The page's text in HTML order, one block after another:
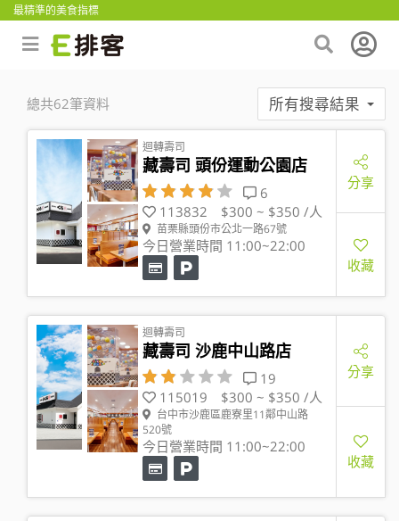
最精準的美食指標
總共62筆資料 所有搜尋結果
迴轉壽司
藏壽司 頭份運動公園店
6
113832
$300 ~ $350 /人
苗栗縣頭份市公北一路67號
今日營業時間 11:00~22:00
分享
收藏
迴轉壽司
藏壽司 沙鹿中山路店
19
115019
$300 ~ $350 /人
台中市沙鹿區鹿寮里11鄰中山路
520號
今日營業時間 11:00~22:00
分享
收藏